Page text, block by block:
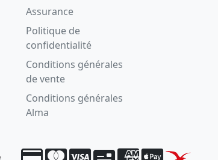
Assurance
Politique de
confidentialité
Conditions générales
de vente
Conditions générales
Alma